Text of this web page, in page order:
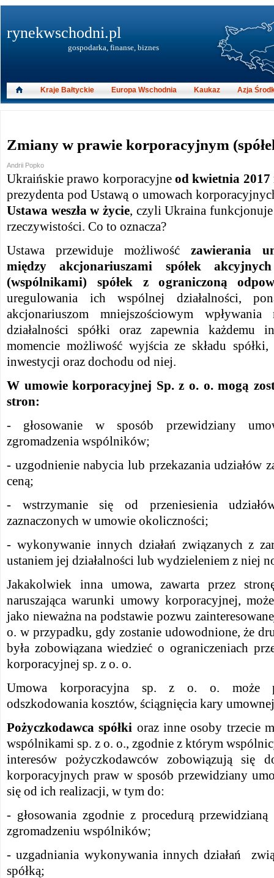
Zmiany w prawie korporacyjnym
Andrii Popko
Ukraińskie prawo korporacyjne od kwietnia
prezydenta pod Ustawą o umowach
Ustawa weszła w życie, czyli Ukraina
rzeczywistości. Co to oznacza?
Ustawa przewiduje możliwość zawierania
między akcjonariuszami spółek
(wspólnikami) spółek z ograniczoną
uregulowania ich wspólnej działalności,
akcjonariuszom mniejszościowym
działalności spółki oraz zapewnia każdemu
momencie możliwość wyjścia ze składu
inwestycji oraz dochodu od niej.
W umowie korporacyjnej Sp. z o. o. mogą
stron:
- głosowanie w sposób przewidziany
zgromadzenia wspólników;
- uzgodnienie nabycia lub przekazania udziałów
ceną;
- wstrzymanie się od przeniesienia
zaznaczonych w umowie okoliczności;
- wykonywanie innych działań związanych z
ustaniem jej działalności lub wydzieleniem z niej
Jakakolwiek inna umowa, zawarta przez
naruszająca warunki umowy korporacyjnej,
jako nieważna na podstawie pozwu
o. w przypadku, gdy zostanie udowodnione, że
była zobowiązana wiedzieć o ograniczeniach
korporacyjnej sp. z o. o.
Umowa korporacyjna sp. z o. o. może
odszkodowania kosztów, ściągnięcia kary
Pożyczkodawca spółki oraz inne osoby trzecie
wspólnikami sp. z o. o., zgodnie z którym
interesów pożyczkodawców zobowiązują się
korporacyjnych praw w sposób przewidziany
się od ich realizacji, w tym do:
- głosowania zgodnie z procedurą
zgromadzeniu wspólników;
- uzgadniania wykonywania innych działań
spółką;
rynekwschodni.pl
gospodarka, finanse, biznes
Kraje Bałtyckie Europa Wschodnia Kaukaz Azja